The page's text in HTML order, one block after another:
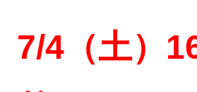
7/4（土）